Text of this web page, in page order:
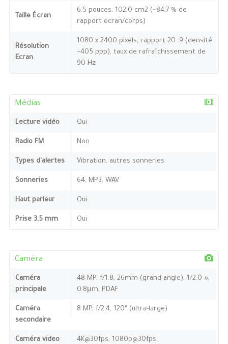
Taille Écran
6,5 pouces, 102,0 cm2 (~84,7 % de
rapport écran/corps)
Résolution
Ecran
1080 x 2400 pixels, rapport 20 :9 (densité
~405 ppp), taux de rafraîchissement de
90 Hz
Médias
Lecture vidéo Oui
Radio FM Non
Types d'alertes Vibration, autres sonneries
Sonneries 64, MP3, WAV
Haut parleur Oui
Prise 3,5 mm Oui
Caméra
Caméra
principale
48 MP, f/1.8, 26mm (grand-angle), 1/2.0 »,
0.8μm, PDAF
Caméra
secondaire
8 MP, f/2.4, 120° (ultra-large)
Caméra video 4K@30fps, 1080p@30fps